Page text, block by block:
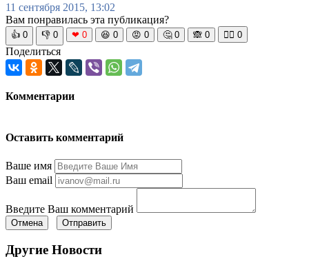
11 сентября 2015, 13:02
Вам понравилась эта публикация?
👍 0 👎 0 ❤ 0 😆 0 😡 0 🤔 0 🙈 0 🧘‍♀️ 0
Поделиться
Комментарии
Оставить комментарий
Ваше имя
Ваш email
Введите Ваш комментарий
Отмена Отправить
Другие Новости